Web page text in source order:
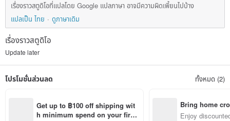
เรื่องราวสตูดิโอที่แปลโดย Google แปลภาษา อาจมีความผิดเพี้ยนไปบ้าง
แปลเป็น ไทย
ดูภาษาเดิม
เรื่องราวสตูดิโอ
Update later
โปรโมชั่นส่วนลด ทั้งหมด (2)
Get up to ฿100 off shipping wit
h minimum spend on your first
Bring home
n with ease
Enjoy